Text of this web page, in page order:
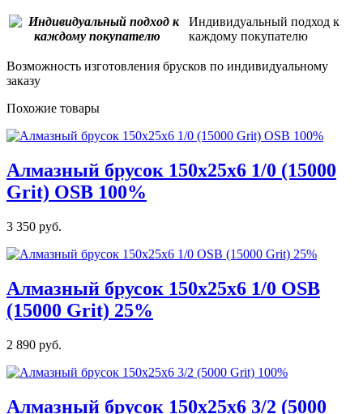
Индивидуальный подход к
каждому покупателю
Возможность изготовления брусков по индивидуальному
заказу
Похожие товары
Алмазный брусок 150х25х6 1/0 (15000
Grit) OSB 100%
3 350 руб.
Алмазный брусок 150х25х6 1/0 OSB
(15000 Grit) 25%
2 890 руб.
Алмазный брусок 150х25х6 3/2 (5000